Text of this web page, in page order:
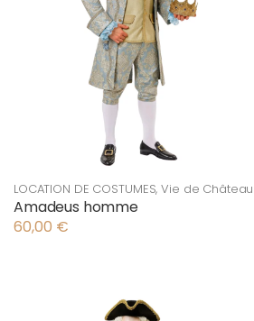
LOCATION DE COSTUMES,Vie de Château
Amadeus homme
60,00 €